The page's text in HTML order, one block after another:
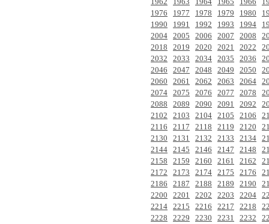
1976
1977 1978 1979 1980
1990
1991 1992 1993 1994
2004 2005 2006 2007 2008
2018
2019 2020 2021 2022
2032
2033 2034 2035 2036
2046
2047 2048 2049 2050
2060
2061 2062 2063 2064
2074 2075 2076 2077 2078
2088
2089 2090 2091 2092
2102
2103 2104 2105 2106
2116
2117 2118 2119 2120
2130
2131 2132 2133 2134
2144 2145 2146 2147 2148
2158
2159 2160 2161 2162
2172
2173 2174 2175 2176
2186
2187 2188 2189 2190
2200
2201 2202 2203 2204
2214 2215 2216 2217 2218
2228
2229 2230 2231 2232